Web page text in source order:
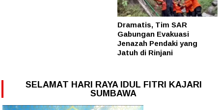
Dramatis, Tim SAR
Gabungan Evakuasi
Jenazah Pendaki yang
Jatuh di Rinjani
SELAMAT HARI RAYA IDUL FITRI KAJARI
SUMBAWA